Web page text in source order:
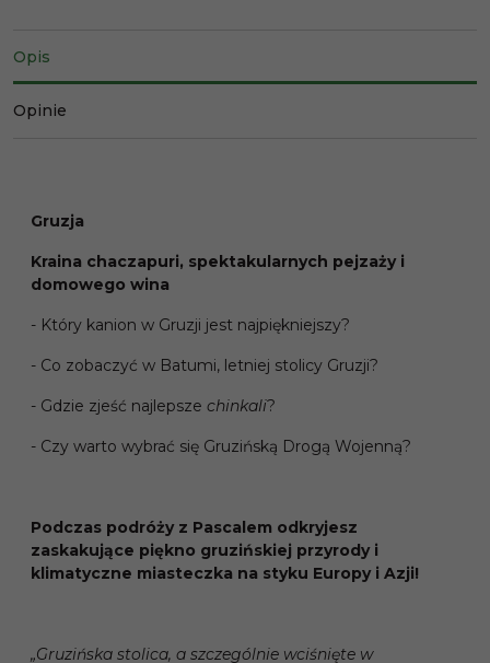
Opis
Opinie
Gruzja
Kraina chaczapuri, spektakularnych pejzaży i
domowego wina
- Który kanion w Gruzji jest najpiękniejszy?
- Co zobaczyć w Batumi, letniej stolicy Gruzji?
- Gdzie zjeść najlepsze chinkali?
- Czy warto wybrać się Gruzińską Drogą Wojenną?
Podczas podróży z Pascalem odkryjesz
zaskakujące piękno gruzińskiej przyrody i
klimatyczne miasteczka na styku Europy i Azji!
„Gruzińska stolica, a szczególnie wciśnięte w